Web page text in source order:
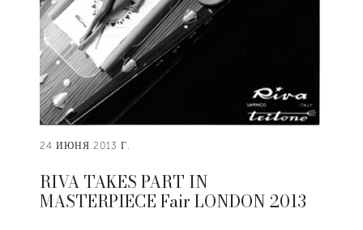
24 ИЮНЯ 2013 Г.
RIVA TAKES PART IN
MASTERPIECE Fair LONDON 2013